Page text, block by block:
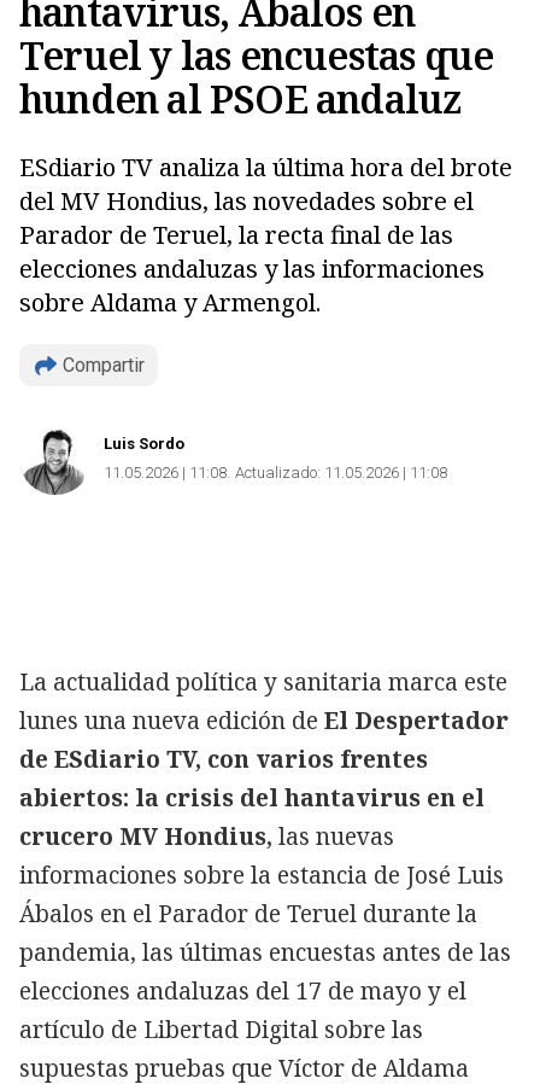
hantavirus, Ábalos en
Teruel y las encuestas que
hunden al PSOE andaluz
ESdiario TV analiza la última hora del brote
del MV Hondius, las novedades sobre el
Parador de Teruel, la recta final de las
elecciones andaluzas y las informaciones
sobre Aldama y Armengol.
Compartir
Copiar
Luis Sordo
11.05.2026 | 11:08 Actualizado: 11.05.2026 | 11:08
La actualidad política y sanitaria marca este
lunes una nueva edición de El Despertador
de ESdiario TV, con varios frentes
abiertos: la crisis del hantavirus en el
crucero MV Hondius, las nuevas
informaciones sobre la estancia de José Luis
Ábalos en el Parador de Teruel durante la
pandemia, las últimas encuestas antes de las
elecciones andaluzas del 17 de mayo y el
artículo de Libertad Digital sobre las
supuestas pruebas que Víctor de Aldama